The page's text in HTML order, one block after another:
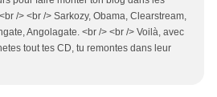
/> <br /> Sarkozy, Obama, Clearstream,
Angolagate. <br /> <br /> Voilà, avec
tout tes CD, tu remontes dans leur